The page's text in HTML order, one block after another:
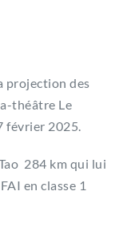
projection des
théâtre Le
février 2025.
284 km qui lui
en classe 1